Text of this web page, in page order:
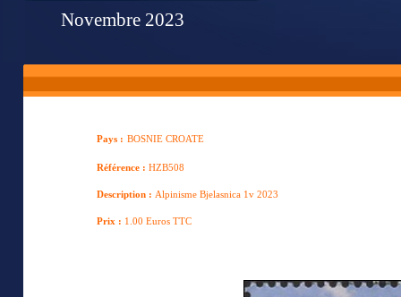
Novembre 2023
Pays : BOSNIE CROATE
Référence : HZB508
Description : Alpinisme Bjelasnica 1v 2023
Prix : 1.00 Euros TTC